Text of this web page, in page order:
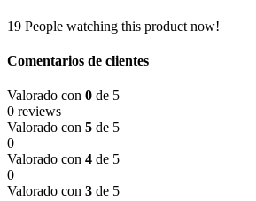
19 People watching this product now!
Comentarios de clientes
Valorado con 0 de 5
0 reviews
Valorado con 5 de 5
0
Valorado con 4 de 5
0
Valorado con 3 de 5